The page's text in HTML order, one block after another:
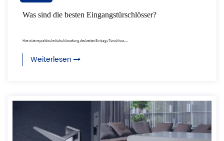
Was sind die besten Eingangstürschlösser?
Hier ist eine praktische Aufschlüsselung des besten Eintrags Türschloss ...
Weiterlesen